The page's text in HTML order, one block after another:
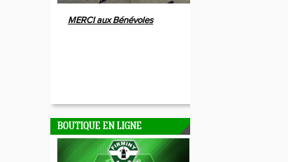
MERCI aux Bénévoles
BOUTIQUE EN LIGNE